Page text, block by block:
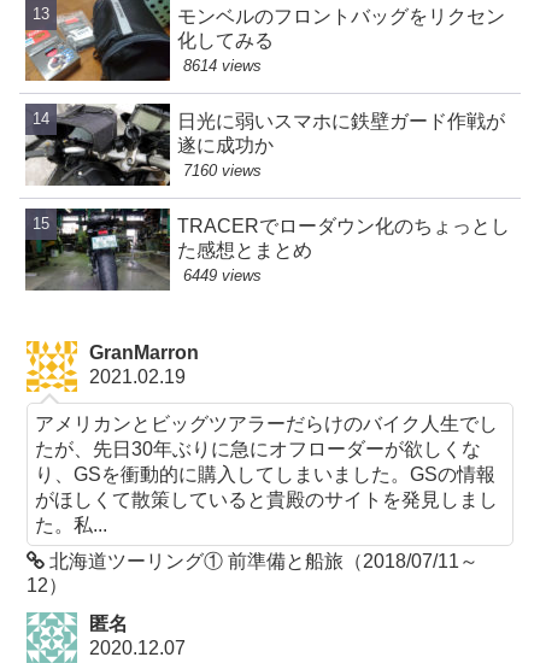
モンベルのフロントバッグをリクセン
化してみる
8614 views
日光に弱いスマホに鉄壁ガード作戦が
遂に成功か
7160 views
TRACERでローダウン化のちょっとし
た感想とまとめ
6449 views
GranMarron
2021.02.19
アメリカンとビッグツアラーだらけのバイク人生でし
たが、先日30年ぶりに急にオフローダーが欲しくな
り、GSを衝動的に購入してしまいました。GSの情報
がほしくて散策していると貴殿のサイトを発見しまし
た。私...
北海道ツーリング① 前準備と船旅（2018/07/11～
12）
匿名
2020.12.07